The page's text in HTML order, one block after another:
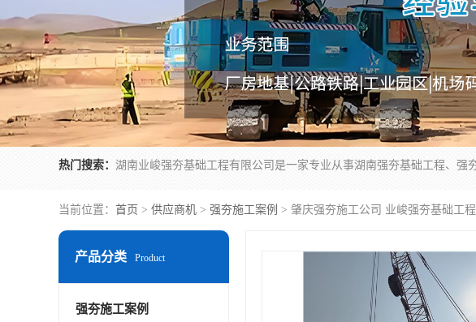
热门搜索：
当前位置： 首页 > 供应商机 > 强夯施工案例 > 肇庆强夯施工公司 业峻强夯基础工程
产品分类 Product
强夯施工案例